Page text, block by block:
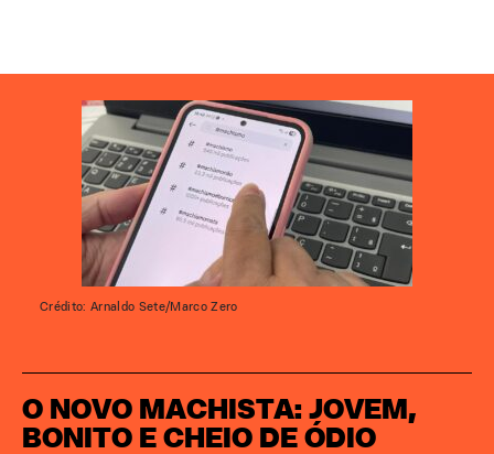
O NOVO MACHISTA: JOVEM,
BONITO E CHEIO DE ÓDIO
Crédito: Arnaldo Sete/Marco Zero